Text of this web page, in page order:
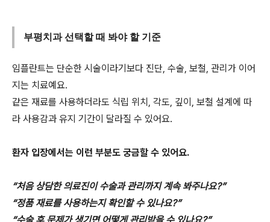
부평치과 선택할 때 봐야 할 기준
임플란트는 단순한 시술이라기보다 진단, 수술, 보철, 관리가 이어
지는 치료예요.
같은 재료를 사용하더라도 식립 위치, 각도, 깊이, 보철 설계에 따
라 사용감과 유지 기간이 달라질 수 있어요.
환자 입장에서는 이런 부분도 궁금할 수 있어요.
“처음 상담한 의료진이 수술과 관리까지 계속 봐주나요?”
“정품 재료를 사용하는지 확인할 수 있나요?”